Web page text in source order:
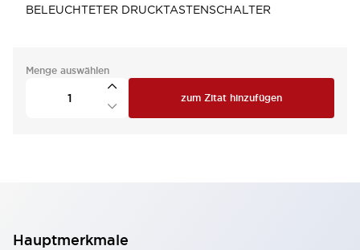
BELEUCHTETER DRUCKTASTENSCHALTER
Menge auswählen
zum Zitat hinzufügen
Hauptmerkmale